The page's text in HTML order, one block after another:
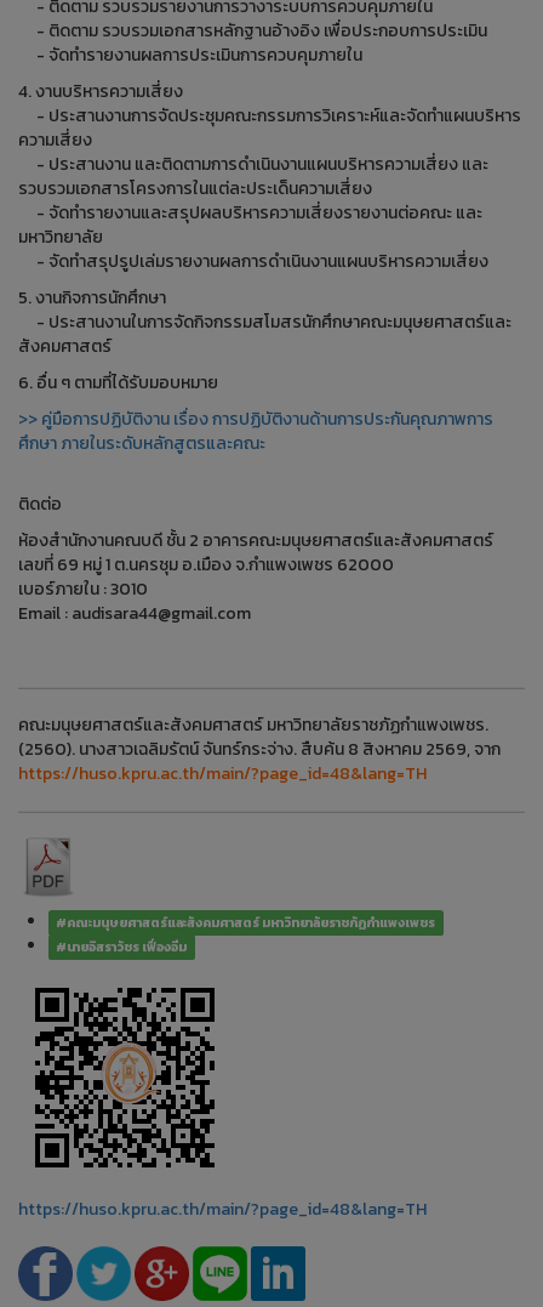
- ติดตาม รวบรวมรายงานการวางาระบบการควบคุมภายใน
- ติดตาม รวบรวมเอกสารหลักฐานอ้างอิง เพื่อประกอบการประเมิน
- จัดทำรายงานผลการประเมินการควบคุมภายใน
4. งานบริหารความเสี่ยง
- ประสานงานการจัดประชุมคณะกรรมการวิเคราะห์และจัดทำแผนบริหาร
ความเสี่ยง
- ประสานงาน และติดตามการดำเนินงานแผนบริหารความเสี่ยง และ
รวบรวมเอกสารโครงการในแต่ละประเด็นความเสี่ยง
- จัดทำรายงานและสรุปผลบริหารความเสี่ยงรายงานต่อคณะ และ
มหาวิทยาลัย
- จัดทำสรุปรูปเล่มรายงานผลการดำเนินงานแผนบริหารความเสี่ยง
5. งานกิจการนักศึกษา
- ประสานงานในการจัดกิจกรรมสโมสรนักศึกษาคณะมนุษยศาสตร์และ
สังคมศาสตร์
6. อื่น ๆ ตามที่ได้รับมอบหมาย
>> คู่มือการปฏิบัติงาน เรื่อง การปฏิบัติงานด้านการประกันคุณภาพการ
ศึกษา ภายในระดับหลักสูตรและคณะ
ติดต่อ
ห้องสำนักงานคณบดี ชั้น 2 อาคารคณะมนุษยศาสตร์และสังคมศาสตร์
เลขที่ 69 หมู่ 1 ต.นครชุม อ.เมือง จ.กำแพงเพชร 62000
เบอร์ภายใน : 3010
Email : audisara44@gmail.com
คณะมนุษยศาสตร์และสังคมศาสตร์ มหาวิทยาลัยราชภัฏกำแพงเพชร.
(2560). นางสาวเฉลิมรัตน์ จันทร์กระจ่าง. สืบค้น 8 สิงหาคม 2569, จาก
https://huso.kpru.ac.th/main/?page_id=48&lang=TH
#คณะมนุษยศาสตร์และสังคมศาสตร์ มหาวิทยาลัยราชภัฏกำแพงเพชร
#นายอิสราวัชร เฟื่องอิ่ม
https://huso.kpru.ac.th/main/?page_id=48&lang=TH